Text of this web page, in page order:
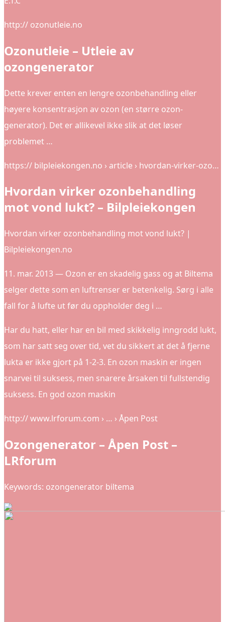
http:// ozonutleie.no
Ozonutleie – Utleie av
ozongenerator
Dette krever enten en lengre ozonbehandling eller
høyere konsentrasjon av ozon (en større ozon-
generator). Det er allikevel ikke slik at det løser
problemet …
https:// bilpleiekongen.no › article › hvordan-virker-ozo…
Hvordan virker ozonbehandling
mot vond lukt? – Bilpleiekongen
Hvordan virker ozonbehandling mot vond lukt? |
Bilpleiekongen.no
11. mar. 2013 — Ozon er en skadelig gass og at Biltema
selger dette som en luftrenser er betenkelig. Sørg i alle
fall for å lufte ut før du oppholder deg i …
Har du hatt, eller har en bil med skikkelig inngrodd lukt,
som har satt seg over tid, vet du sikkert at det å fjerne
lukta er ikke gjort på 1-2-3. En ozon maskin er ingen
snarvei til suksess, men snarere årsaken til fullstendig
suksess. En god ozon maskin
http:// www.lrforum.com › … › Åpen Post
Ozongenerator – Åpen Post –
LRforum
Keywords: ozongenerator biltema